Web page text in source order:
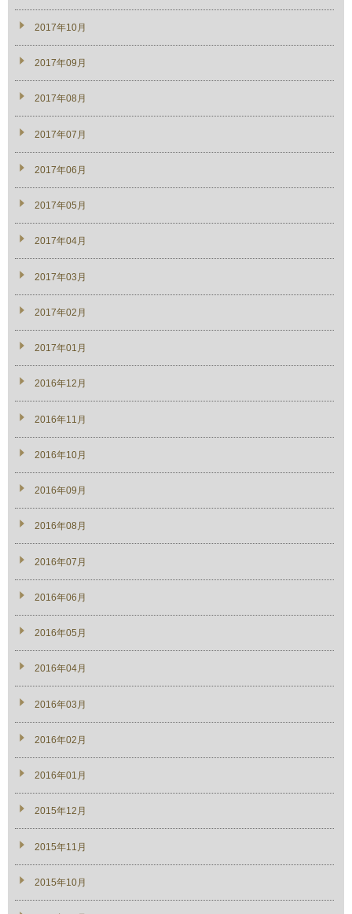
2017年10月
2017年09月
2017年08月
2017年07月
2017年06月
2017年05月
2017年04月
2017年03月
2017年02月
2017年01月
2016年12月
2016年11月
2016年10月
2016年09月
2016年08月
2016年07月
2016年06月
2016年05月
2016年04月
2016年03月
2016年02月
2016年01月
2015年12月
2015年11月
2015年10月